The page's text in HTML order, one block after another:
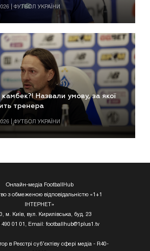
| ФУТБОЛ УКРАЇНИ
Назвали умову, за якої
тренера
| ФУТБОЛ УКРАЇНИ
Онлайн-медіа FootballHub
з обмеженою відповідальністю «1+1
ІНТЕРНЕТ»
м. Київ, вул. Кирилівська, буд. 23
490 01 01, Email: footballhub@1plus1.tv
в Реєстрі суб’єктіву сфері медіа - R40-